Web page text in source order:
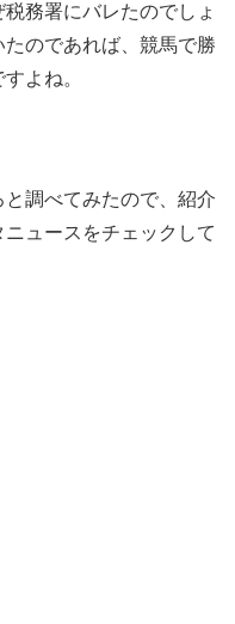
務署にバレたのでしょ
のであれば、競馬で勝
よね。
調べてみたので、紹介
ュースをチェックして